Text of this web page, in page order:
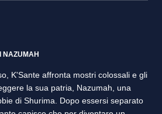
NAZUMAH
K'Sante affronta mostri colossali e gli
la sua patria, Nazumah, una
di Shurima. Dopo essersi separato